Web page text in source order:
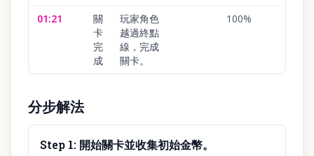
01:21
關
卡
完
成
玩家角色
越過終點
線，完成
關卡。
100%
分步解法
Step 1: 開始關卡並收集初始金幣。